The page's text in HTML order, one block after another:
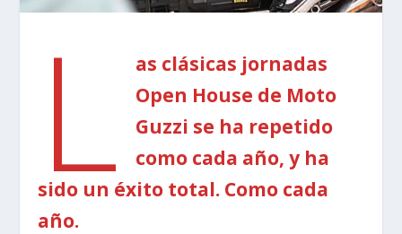
L
as clásicas jornadas
Open House de Moto
Guzzi se ha repetido
como cada año, y ha
sido un éxito total. Como cada
año.